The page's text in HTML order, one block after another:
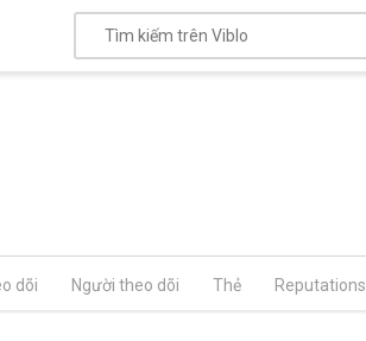
dõi Người theo dõi Thẻ Reputations